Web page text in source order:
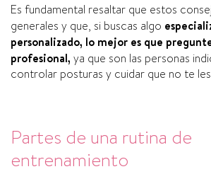
Es fundamental resaltar que estos
generales y que, si buscas algo
personalizado, lo mejor es que
profesional, ya que son las personas
controlar posturas y cuidar que no te
Partes de una rutina de
entrenamiento